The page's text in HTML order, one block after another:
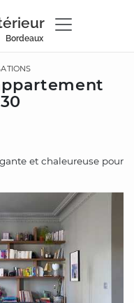
Bordeaux
et chaleureuse pour